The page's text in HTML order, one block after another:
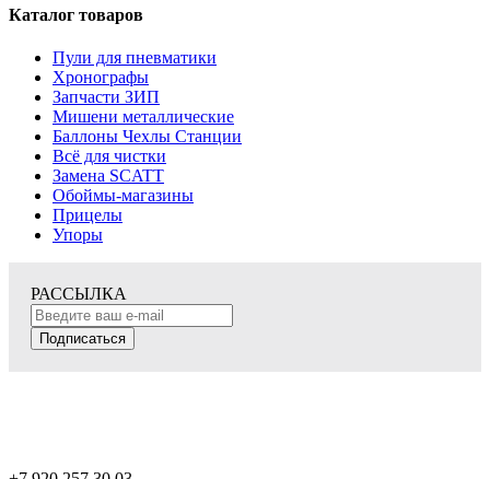
Каталог товаров
Пули для пневматики
Хронографы
Запчасти ЗИП
Мишени металлические
Баллоны Чехлы Станции
Всё для чистки
Замена SCATT
Обоймы-магазины
Прицелы
Упоры
РАССЫЛКА
Подписаться